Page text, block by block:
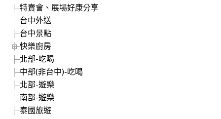
特賣會、展場好康分享
台中外送
台中景點
快樂廚房
北部-吃喝
中部(非台中)-吃喝
北部-遊樂
南部-遊樂
泰國旅遊